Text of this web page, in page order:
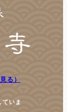
る）
いま